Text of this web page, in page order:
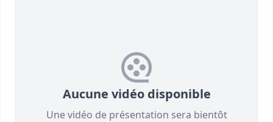
Aucune vidéo disponible
Une vidéo de présentation sera bientôt